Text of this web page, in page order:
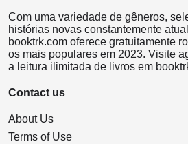
Com uma variedade de gêneros,
histórias novas constantemente
booktrk.com oferece gratuitamente
os mais populares em 2023. Visite
a leitura ilimitada de livros em
Contact us
About Us
Terms of Use